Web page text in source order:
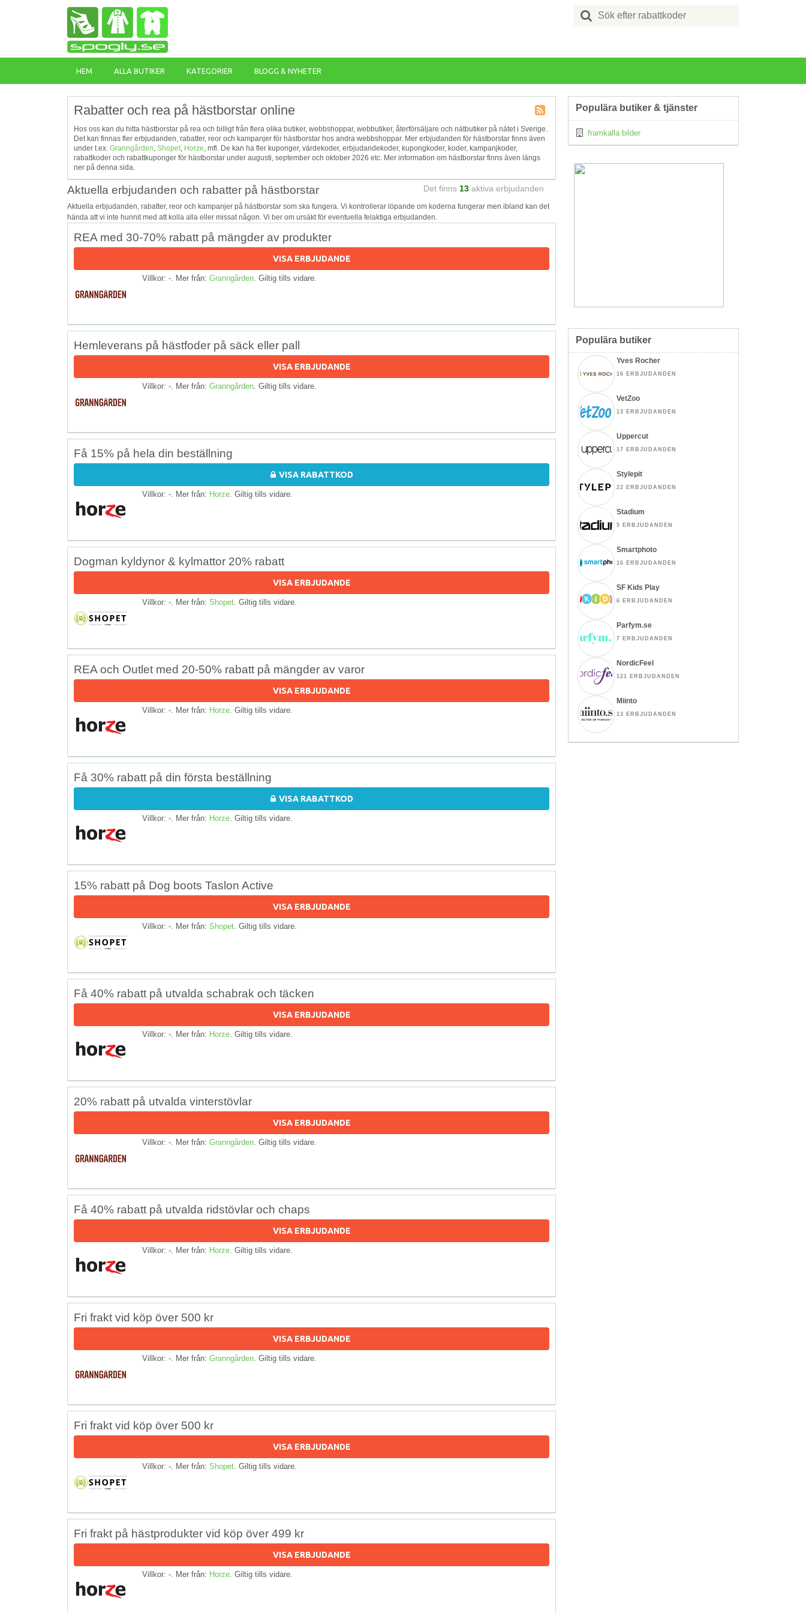
Search
for:
HEM ALLA BUTIKER KATEGORIER BLOGG & NYHETER
Tagg
Rabatter och rea på hästborstar online
Hos oss kan du hitta hästborstar på rea och billigt från flera olika butiker, webbshoppar, webbutiker, återförsäljare och nätbutiker på nätet i Sverige.
Det kan finnas fler erbjudanden, rabatter, reor och kampanjer för hästborstar hos andra webbshoppar. Mer erbjudanden för hästborstar finns även
under t.ex. Granngården, Shopet, Horze, mfl. De kan ha fler kuponger, värdekoder, erbjudandekoder, kupongkoder, koder, kampanjkoder,
rabattkoder och rabattkuponger för hästborstar under augusti, september och oktober 2026 etc. Mer information om hästborstar finns även längs
ner på denna sida.
Aktuella erbjudanden och rabatter på hästborstar Det finns 13 aktiva erbjudanden
Aktuella erbjudanden, rabatter, reor och kampanjer på hästborstar som ska fungera. Vi kontrollerar löpande om koderna fungerar men ibland kan det
hända att vi inte hunnit med att kolla alla eller missat någon. Vi ber om ursäkt för eventuella felaktiga erbjudanden.
REA med 30-70% rabatt på mängder av produkter
VISA ERBJUDANDE
Villkor: -. Mer från: Granngården . Giltig tills vidare.
Hemleverans på hästfoder på säck eller pall
VISA ERBJUDANDE
Villkor: -. Mer från: Granngården . Giltig tills vidare.
Få 15% på hela din beställning
VISA RABATTKOD
Villkor: -. Mer från: Horze . Giltig tills vidare.
Dogman kyldynor & kylmattor 20% rabatt
VISA ERBJUDANDE
Villkor: -. Mer från: Shopet . Giltig tills vidare.
REA och Outlet med 20-50% rabatt på mängder av varor
VISA ERBJUDANDE
Villkor: -. Mer från: Horze . Giltig tills vidare.
Få 30% rabatt på din första beställning
VISA RABATTKOD
Villkor: -. Mer från: Horze . Giltig tills vidare.
15% rabatt på Dog boots Taslon Active
VISA ERBJUDANDE
Villkor: -. Mer från: Shopet . Giltig tills vidare.
Få 40% rabatt på utvalda schabrak och täcken
VISA ERBJUDANDE
Villkor: -. Mer från: Horze . Giltig tills vidare.
20% rabatt på utvalda vinterstövlar
VISA ERBJUDANDE
Villkor: -. Mer från: Granngården . Giltig tills vidare.
Få 40% rabatt på utvalda ridstövlar och chaps
VISA ERBJUDANDE
Villkor: -. Mer från: Horze . Giltig tills vidare.
Fri frakt vid köp över 500 kr
VISA ERBJUDANDE
Villkor: -. Mer från: Granngården . Giltig tills vidare.
Fri frakt vid köp över 500 kr
VISA ERBJUDANDE
Villkor: -. Mer från: Shopet . Giltig tills vidare.
Fri frakt på hästprodukter vid köp över 499 kr
VISA ERBJUDANDE
Villkor: -. Mer från: Horze . Giltig tills vidare.
Populära butiker & tjänster
framkalla bilder
Populära butiker
Yves Rocher
16 ERBJUDANDEN
VetZoo
13 ERBJUDANDEN
Uppercut
17 ERBJUDANDEN
Stylepit
22 ERBJUDANDEN
Stadium
5 ERBJUDANDEN
Smartphoto
16 ERBJUDANDEN
SF Kids Play
6 ERBJUDANDEN
Parfym.se
7 ERBJUDANDEN
NordicFeel
121 ERBJUDANDEN
Miinto
13 ERBJUDANDEN